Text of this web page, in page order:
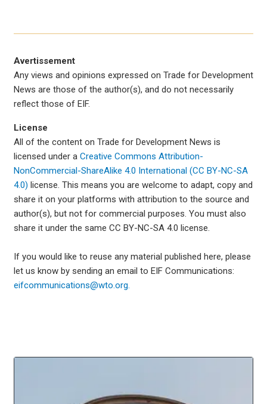
Avertissement
Any views and opinions expressed on Trade for Development
News are those of the author(s), and do not necessarily
reflect those of EIF.
License
All of the content on Trade for Development News is
licensed under a Creative Commons Attribution-
NonCommercial-ShareAlike 4.0 International (CC BY-NC-SA
4.0) license. This means you are welcome to adapt, copy and
share it on your platforms with attribution to the source and
author(s), but not for commercial purposes. You must also
share it under the same CC BY-NC-SA 4.0 license.
If you would like to reuse any material published here, please
let us know by sending an email to EIF Communications:
eifcommunications@wto.org.